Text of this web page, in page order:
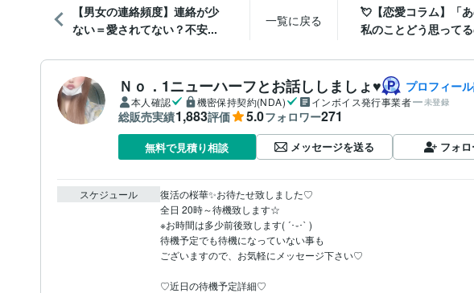
【男女の連絡頻度】連絡が少
ない＝愛されてない？不安...
一覧に戻る
💘【恋愛コラム】「あ
私のことどう思って
Ｎｏ．1ニューハーフとお話ししましょ♥ プロフィー
本人確認 機密保持契約(NDA) インボイス発行事業者 未登録
総販売実績1,883評価 5.0フォロワー271
無料で見積り相談 メッセージを送る フォ
スケジュール
復活の桜華✨お待たせ致しました♡
全日 20時～待機致します☆
※お時間は多少前後致します( ´･֊･` )
待機予定でも待機になっていない事も
ございますので、お気軽にメッセージ下さい♡
♡近日の待機予定詳細♡